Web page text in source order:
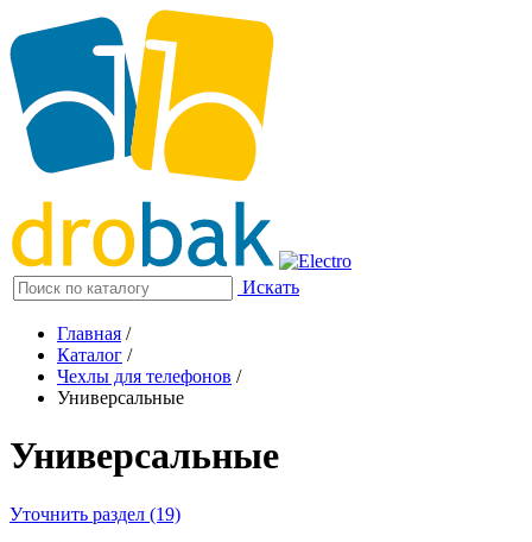
Искать
Главная /
Каталог /
Чехлы для телефонов /
Универсальные
Универсальные
Уточнить раздел (19)